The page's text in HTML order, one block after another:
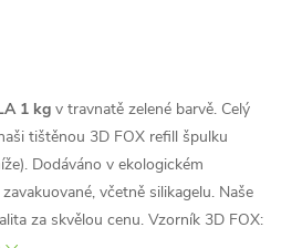
1 kg v travnatě zelené barvě. Celý
tištěnou 3D FOX refill špulku
Dodáváno v ekologickém
včetně silikagelu. Naše
za skvělou cenu. Vzorník 3D FOX: